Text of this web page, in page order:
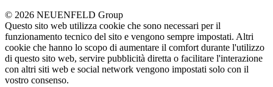
© 2026 NEUENFELD Group
Questo sito web utilizza cookie che sono necessari per il
funzionamento tecnico del sito e vengono sempre impostati. Altri
cookie che hanno lo scopo di aumentare il comfort durante l'utilizzo
di questo sito web, servire pubblicità diretta o facilitare l'interazione
con altri siti web e social network vengono impostati solo con il
vostro consenso.